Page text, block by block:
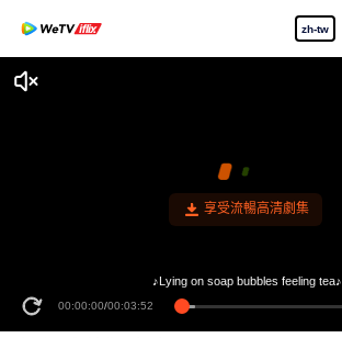
zh-tw
享受流暢高清劇集
00:00:00/00:03:52
♪Lying on soap bubbles feeling tea♪